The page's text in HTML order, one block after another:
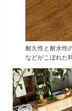
耐久性と耐水性
などがこぼれた